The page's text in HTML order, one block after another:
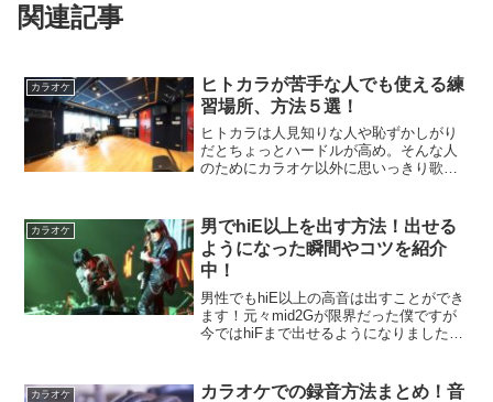
関連記事
カラオケ
ヒトカラが苦手な人でも使える練
習場所、方法５選！
ヒトカラは人見知りな人や恥ずかしがり
だとちょっとハードルが高め。そんな人
のためにカラオケ以外に思いっきり歌え
したよ。
カラオケ
男でhiE以上を出す方法！出せる
ようになった瞬間やコツを紹介
中！
男性でもhiE以上の高音は出すことができ
ます！元々mid2Gが限界だった僕ですが
今ではhiFまで出せるようになりました。
解説しています！
カラオケ
カラオケでの録音方法まとめ！音